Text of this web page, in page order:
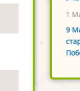
1
9